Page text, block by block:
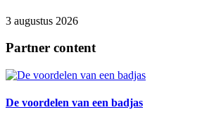
3 augustus 2026
Partner content
De voordelen van een badjas